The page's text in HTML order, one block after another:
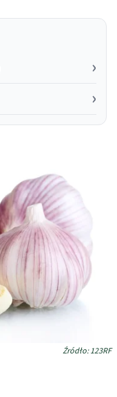
Źródło: 123RF